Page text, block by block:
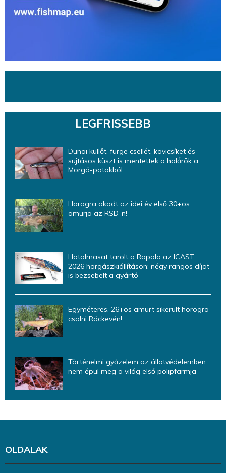
LEGFRISSEBB
Dunai küllőt, fürge csellét, kövicsíket és
sujtásos küszt is mentettek a halőrök a
Morgó-patakból
Horogra akadt az idei év első 30+os
amurja az RSD-n!
Hatalmasat tarolt a Rapala az ICAST
2026 horgászkiállításon: négy rangos díjat
is bezsebelt a gyártó
Egyméteres, 26+os amurt sikerült horogra
csalni Ráckevén!
Történelmi győzelem az állatvédelemben:
nem épül meg a világ első polipfarmja
OLDALAK